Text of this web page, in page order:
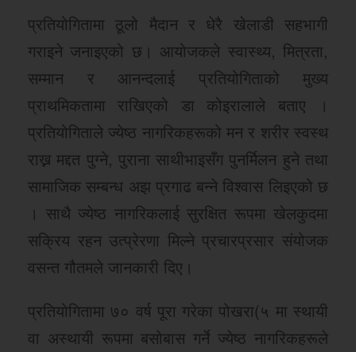
प्रतियोगितामा ठूलो मैदान र धेरै खेलाडी सहभागी
गराइने जनाइएको छ। आयोजकले स्वास्थ्य, मित्रता,
सम्मान र आनन्दलाई प्रतियोगिताको मुख्य
प्राथमिकतामा राखिएको डा कोइरालाले बताए ।
प्रतियोगिताले ज्येष्ठ नागरिकहरूको मन र शरीर स्वस्थ
राख्न मद्दत पुग्ने, पुराना साथीभाइसँग पुनर्मिलन हुने तथा
सामाजिक सम्बन्ध अझ प्रगाढ बन्ने विश्वास लिइएको छ
। साथै ज्येष्ठ नागरिकलाई सुरक्षित रूपमा खेलकुदमा
सक्रिय रहन उत्प्रेरणा मिल्ने प्रचारप्रसार संयोजक
वसन्त गौतमले जानकारी दिए।
प्रतियोगितामा ७० वर्ष पूरा गरेका पोखरा(५ मा स्थायी
वा अस्थायी रूपमा बसोबास गर्ने ज्येष्ठ नागरिकहरूले